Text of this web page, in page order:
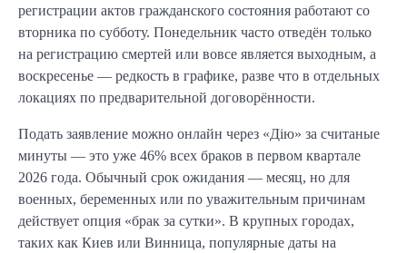
регистрации актов гражданского состояния работают со
вторника по субботу. Понедельник часто отведён только
на регистрацию смертей или вовсе является выходным, а
воскресенье — редкость в графике, разве что в отдельных
локациях по предварительной договорённости.
Подать заявление можно онлайн через «Дію» за считаные
минуты — это уже 46% всех браков в первом квартале
2026 года. Обычный срок ожидания — месяц, но для
военных, беременных или по уважительным причинам
действует опция «брак за сутки». В крупных городах,
таких как Киев или Винница, популярные даты на